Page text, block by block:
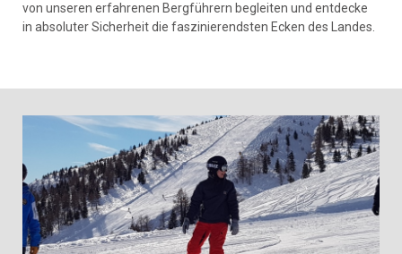
von unseren erfahrenen Bergführern begleiten und entdecke
in absoluter Sicherheit die faszinierendsten Ecken des Landes.